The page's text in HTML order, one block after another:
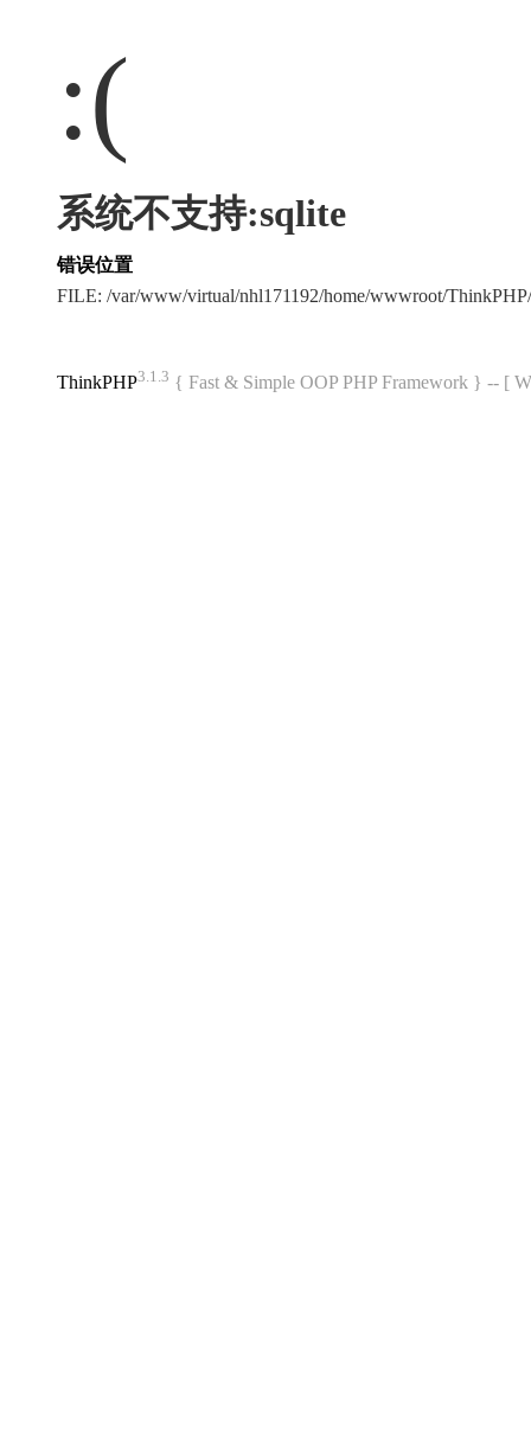
:(
系统不支持:sqlite
错误位置
FILE: /var/www/virtual/nhl171192/home/wwwroot/
ThinkPHP3.1.3 { Fast & Simple OOP PHP Framework } -- [